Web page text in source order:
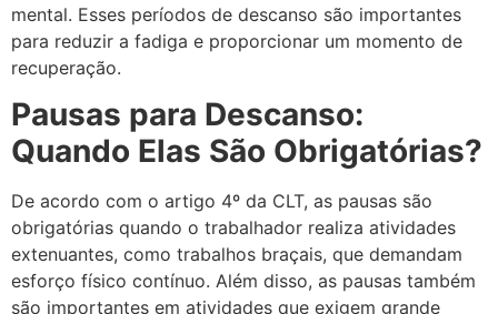
mental. Esses períodos de descanso são importantes
para reduzir a fadiga e proporcionar um momento de
recuperação.
Pausas para Descanso:
Quando Elas São Obrigatórias?
De acordo com o artigo 4º da CLT, as pausas são
obrigatórias quando o trabalhador realiza atividades
extenuantes, como trabalhos braçais, que demandam
esforço físico contínuo. Além disso, as pausas também
são importantes em atividades que exigem grande